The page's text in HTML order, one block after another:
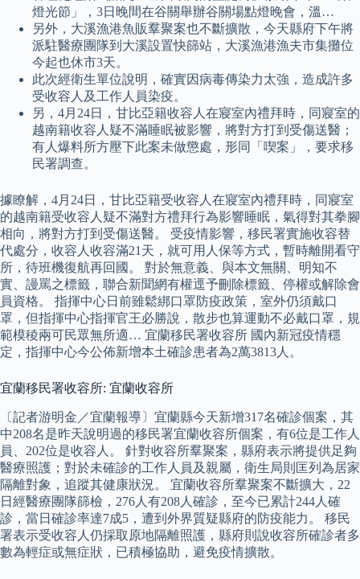
燈光節」，3日晚間在谷關舉辦谷關場點燈晚會，溫…
另外，大溪漁港魚販羣聚案也不斷擴散，今天縣府下午將
派駐醫療團隊到大溪設置快篩站，大溪漁港漁夫市集攤位
今起也休市3天。
此次經衛生單位說明，確實因病毒傳染力太強，造成許多
受收容人及工作人員染疫。
另，4月24日，甘比亞籍收容人在寢室內禮拜時，同寢室的
越南籍收容人疑不滿睡眠被影響，將對方打到受傷送醫；
有人爆料所方壓下此案未做懲處，形同「喫案」，要求移
民署調查。
據瞭解，4月24日，甘比亞籍受收容人在寢室內禮拜時，同寢室
的越南籍受收容人疑不滿對方禮拜行為影響睡眠，氣得對其拳腳
相向，將對方打到受傷送醫。 受疫情影響，移民署實施收容替
代處分，收容人收容滿21天，就可用人保等方式，暫時離開看守
所，待班機復航再回國。 對於無意義、與本文無關、明知不
實、謾罵之標籤，聯合新聞網有權逕予刪除標籤、停權或解除會
員資格。 指揮中心日前雖鬆綁口罩防疫政策，室外仍須戴口
罩，但指揮中心指揮官王必勝說，散步也算運動不必戴口罩，規
範模稜兩可民眾無所適… 宜蘭移民署收容所 國內新冠疫情穩
定，指揮中心今公佈新增本土確診患者為2萬3813人。
宜蘭移民署收容所: 宜蘭收容所
〔記者游明金／宜蘭報導〕宜蘭縣今天新增317名確診個案，其
中208名是昨天說明過的移民署宜蘭收容所個案，有6位是工作人
員、202位是收容人。 針對收容所羣聚案，縣府表示將提供足夠
醫療照護；對於未確診的工作人員及親屬，衛生局則匡列為居家
隔離對象，追蹤其健康狀況。 宜蘭收容所羣聚案不斷擴大，22
日經醫療團隊篩檢，276人有208人確診，至今已累計244人確
診，當日確診率達7成5，遭到外界質疑縣府的防疫能力。 移民
署表示受收容人仍採取原地隔離照護，縣府則說收容所確診者多
數為輕症或無症狀，已積極協助，避免疫情擴散。